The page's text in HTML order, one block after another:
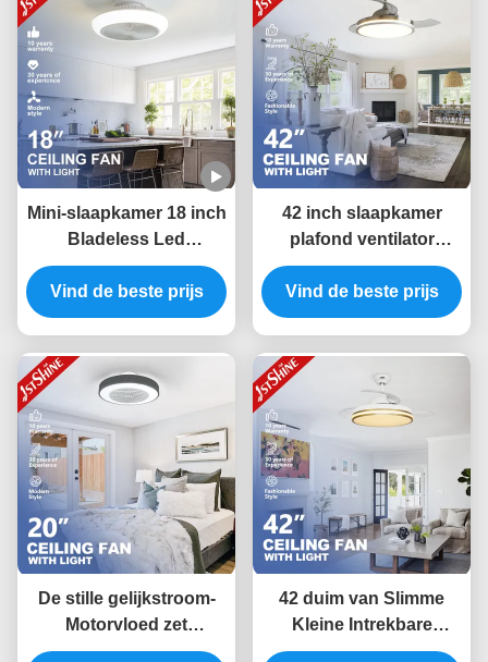
Mini-slaapkamer 18 inch
Bladeless Led
Plafondventilator Dc
Motor 6 snelheid
afstandsbediening
Vind de beste prijs
42 inch slaapkamer
plafond ventilator
controle onzichtbare
kamer ventilator licht
laag geluid
Vind de beste prijs
De stille gelijkstroom-
Motorvloed zet
Plafondventilator met
42 duim van Slimme
Kleine Intrekbare
LEIDENE de Lichte